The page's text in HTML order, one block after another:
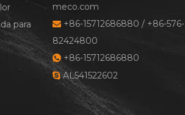
para
meco.com
 +86-15712686880 / +86-576-
82424800
 +86-15712686880
AL541522602